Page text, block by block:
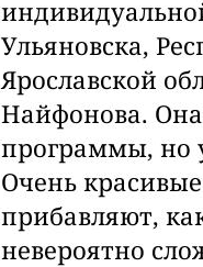
Ульяновска,
Ярославской
Найфонова.
программы, но
Очень
прибавляют,
невероятно